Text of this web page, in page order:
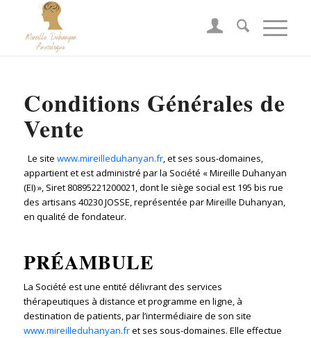
Conditions Générales de
Vente
Le site www.mireilleduhanyan.fr, et ses sous-domaines,
appartient et est administré par la Société « Mireille Duhanyan
(EI) », Siret 80895221200021, dont le siège social est 195 bis rue
des artisans 40230 JOSSE, représentée par Mireille Duhanyan,
en qualité de fondateur.
PRÉAMBULE
La Société est une entité délivrant des services
thérapeutiques à distance et programme en ligne, à
destination de patients, par l’intermédiaire de son site
www.mireilleduhanyan.fret ses sous-domaines. Elle effectue